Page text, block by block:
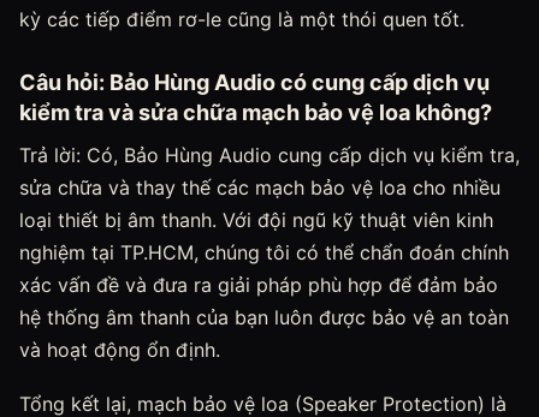
kỳ các tiếp điểm rơ-le cũng là một thói quen tốt.
Câu hỏi: Bảo Hùng Audio có cung cấp dịch vụ
kiểm tra và sửa chữa mạch bảo vệ loa không?
Trả lời: Có, Bảo Hùng Audio cung cấp dịch vụ kiểm tra,
sửa chữa và thay thế các mạch bảo vệ loa cho nhiều
loại thiết bị âm thanh. Với đội ngũ kỹ thuật viên kinh
nghiệm tại TP.HCM, chúng tôi có thể chẩn đoán chính
xác vấn đề và đưa ra giải pháp phù hợp để đảm bảo
hệ thống âm thanh của bạn luôn được bảo vệ an toàn
và hoạt động ổn định.
Tổng kết lại, mạch bảo vệ loa (Speaker Protection) là